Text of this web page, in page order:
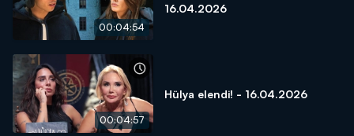
00:04:54
16.04.2026
00:04:57
Hülya elendi! - 16.04.2026